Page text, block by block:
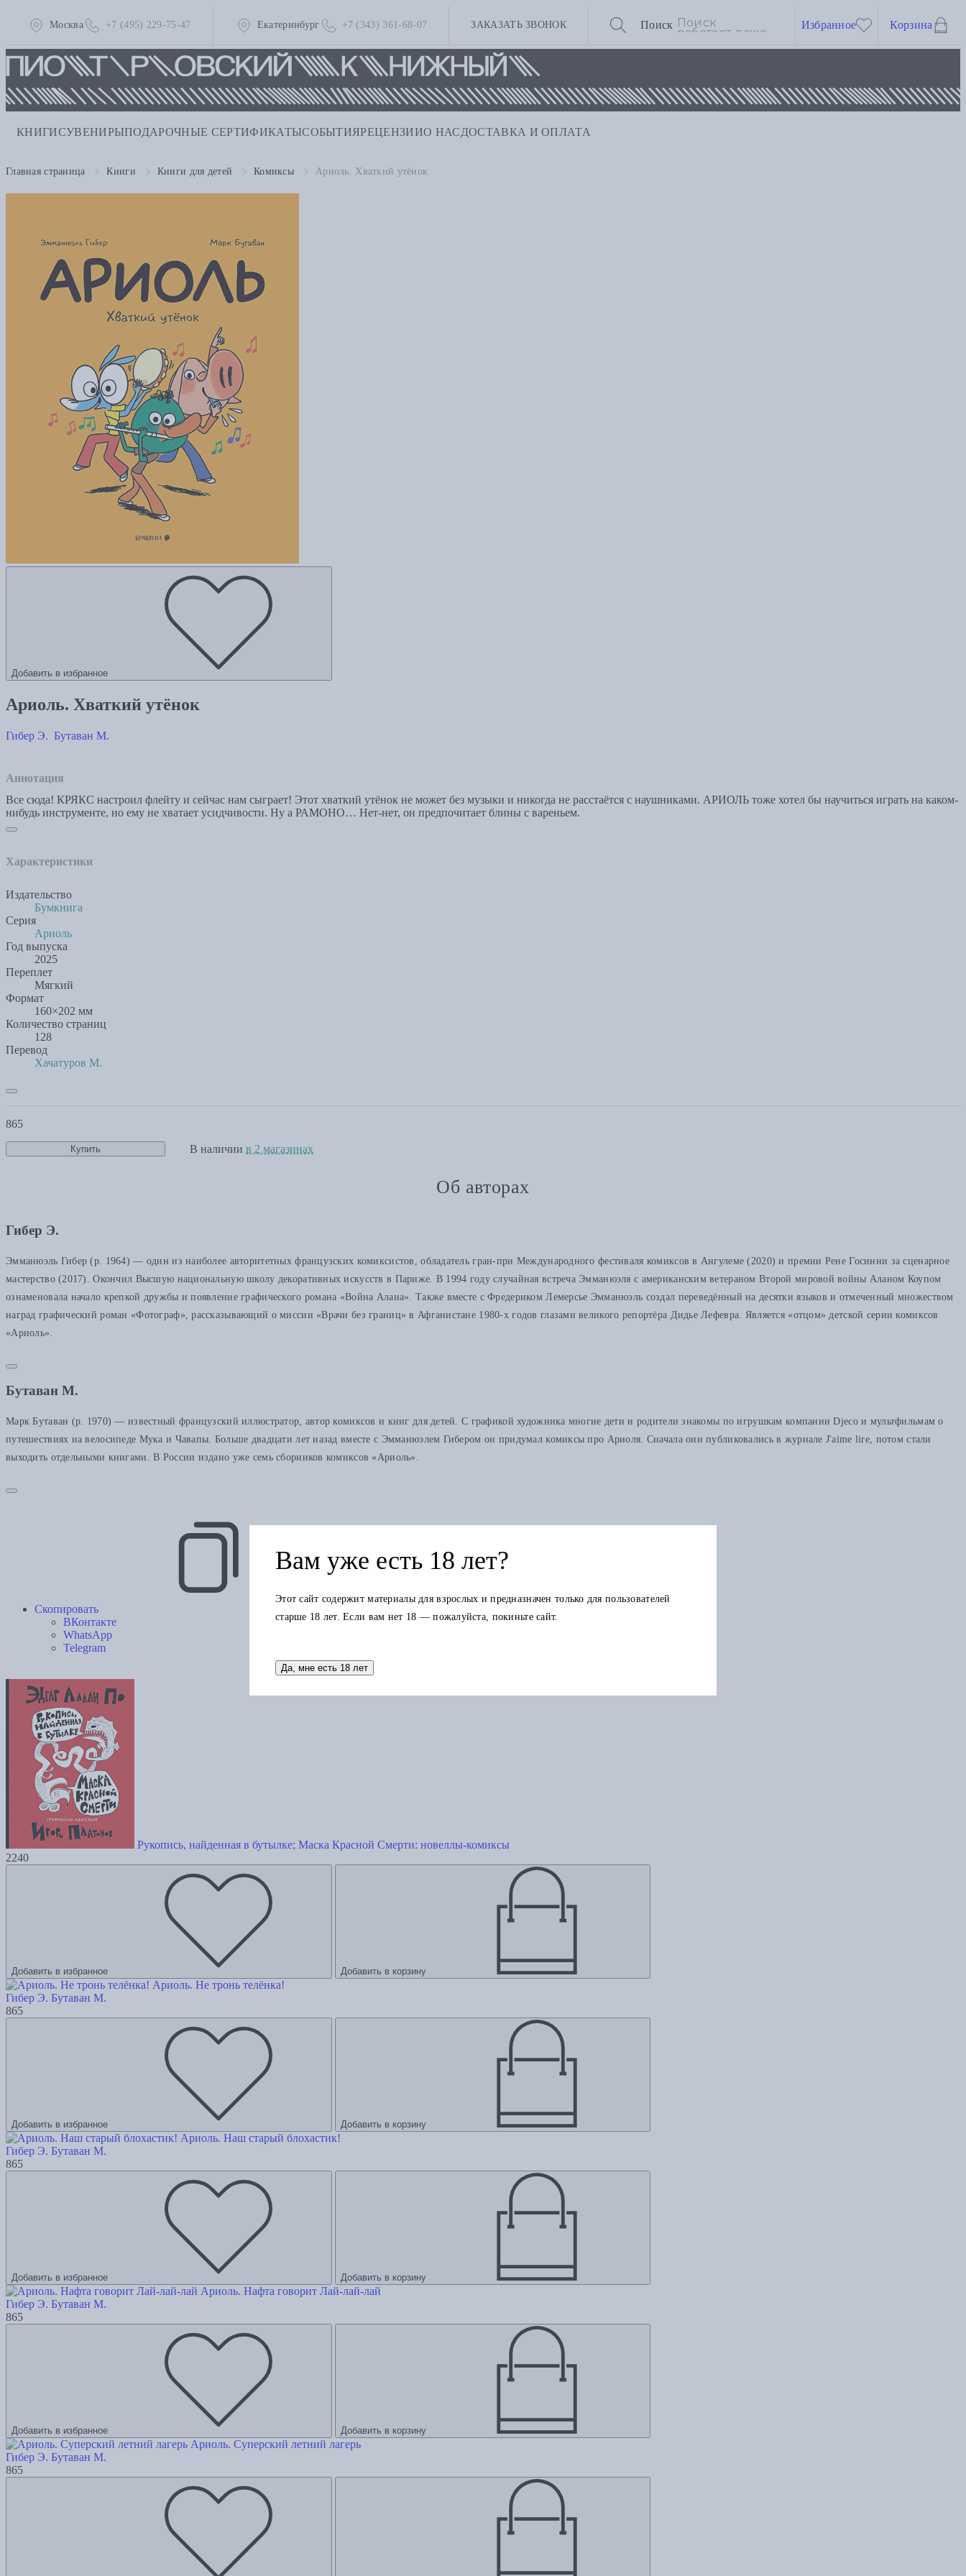
Москва +7 (495) 229-75-47 Екатеринбург +7 (343) 361-68-07 ЗАКАЗАТЬ ЗВОНОК Поиск Избранное Корзина
КНИГИСУВЕНИРЫПОДАРОЧНЫЕ СЕРТИФИКАТЫСОБЫТИЯРЕЦЕНЗИИО НАС ДОСТАВКА И ОПЛАТА
Главная страница Книги Книги для детей Комиксы Ариоль. Хваткий утёнок
Добавить в избранное
Ариоль. Хваткий утёнок
Гибер Э. Бутаван М.
Аннотация
Все сюда! КРЯКС настроил флейту и сейчас нам сыграет! Этот хваткий утёнок не может без музыки и никогда не расстаётся с наушниками. АРИОЛЬ тоже хотел бы научиться играть на каком-
нибудь инструменте, но ему не хватает усидчивости. Ну а РАМОНО… Нет-нет, он предпочитает блины с вареньем.
Характеристики
Издательство
Бумкнига
Серия
Ариоль
Год выпуска
2025
Переплет
Мягкий
Формат
160×202 мм
Количество страниц
128
Перевод
Хачатуров М.
865
Купить В наличии в 2 магазинах
Об авторах
Гибер Э.
Эмманюэль Гибер (р. 1964) — один из наиболее авторитетных французских комиксистов, обладатель гран-при Международного фестиваля комиксов в Ангулеме (2020) и премии Рене Госинни за сценарное
мастерство (2017). Окончил Высшую национальную школу декоративных искусств в Париже. В 1994 году случайная встреча Эмманюэля с американским ветераном Второй мировой войны Аланом Коупом
ознаменовала начало крепкой дружбы и появление графического романа «Война Алана». Также вместе с Фредериком Лемерсье Эмманюэль создал переведённый на десятки языков и отмеченный множеством
наград графический роман «Фотограф», рассказывающий о миссии «Врачи без границ» в Афганистане 1980-х годов глазами великого репортёра Дидье Лефевра. Является «отцом» детской серии комиксов
«Ариоль».
Бутаван М.
Марк Бутаван (р. 1970) — известный французский иллюстратор, автор комиксов и книг для детей. С графикой художника многие дети и родители знакомы по игрушкам компании Djeco и мультфильмам о
путешествиях на велосипеде Мука и Чавапы. Больше двадцати лет назад вместе с Эмманюэлем Гибером он придумал комиксы про Ариоля. Сначала они публиковались в журнале J'aime lire, потом стали
выходить отдельными книгами. В России издано уже семь сборников комиксов «Ариоль».
Скопировать
ВКонтакте
WhatsApp
Telegram
Рукопись, найденная в бутылке; Маска Красной Смерти: новеллы-комиксы
2240
Добавить в избранное Добавить в корзину
Ариоль. Не тронь телёнка!
Гибер Э. Бутаван М.
865
Добавить в избранное Добавить в корзину
Ариоль. Наш старый блохастик!
Гибер Э. Бутаван М.
865
Добавить в избранное Добавить в корзину
Ариоль. Нафта говорит Лай-лай-лай
Гибер Э. Бутаван М.
865
Добавить в избранное Добавить в корзину
Ариоль. Суперский летний лагерь
Гибер Э. Бутаван М.
865
Вам уже есть 18 лет?
Этот сайт содержит материалы для взрослых и предназначен только для пользователей
старше 18 лет. Если вам нет 18 — пожалуйста, покиньте сайт.
Да, мне есть 18 лет